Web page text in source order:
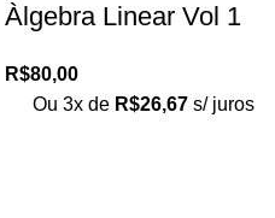
Àlgebra Linear Vol 1
R$80,00
Ou 3x de R$26,67 s/ juros